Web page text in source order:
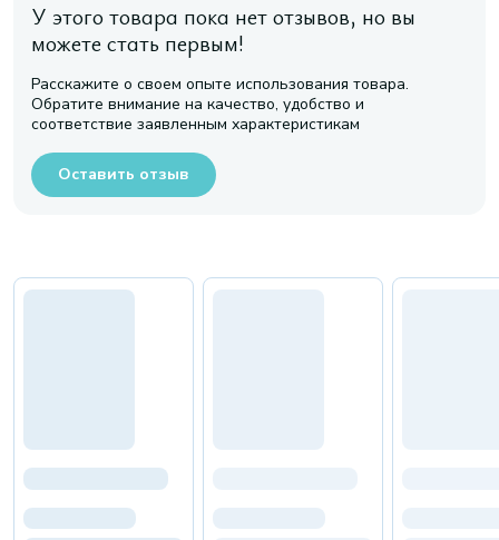
У этого товара пока нет отзывов, но вы
можете стать первым!
Расскажите о своем опыте использования товара.
Обратите внимание на качество, удобство и
соответствие заявленным характеристикам
Оставить отзыв